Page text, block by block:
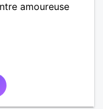
amoureuse